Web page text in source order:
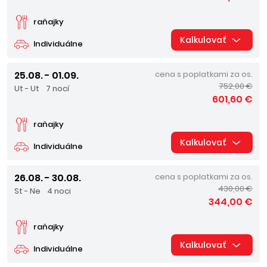
Individuálne
raňajky
Kalkulovať
25.08. - 01.09.
Ut - Ut 7 nocí
Individuálne
raňajky
cena s poplatkami za os.
752,00 €
601,60 €
Kalkulovať
26.08. - 30.08.
St - Ne 4 noci
Individuálne
raňajky
cena s poplatkami za os.
430,00 €
344,00 €
Kalkulovať